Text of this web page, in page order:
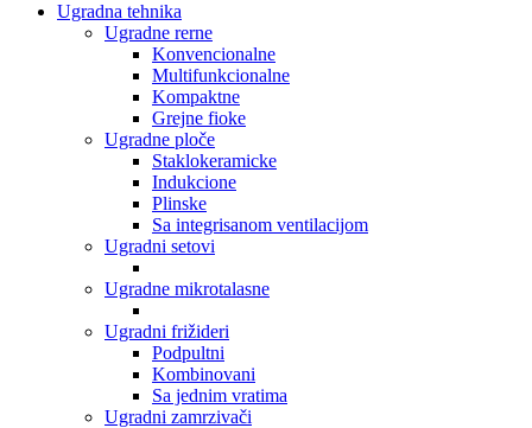
Ugradna tehnika
Ugradne rerne
Konvencionalne
Multifunkcionalne
Kompaktne
Grejne fioke
Ugradne ploče
Staklokeramicke
Indukcione
Plinske
Sa integrisanom ventilacijom
Ugradni setovi
Ugradne mikrotalasne
Ugradni frižideri
Podpultni
Kombinovani
Sa jednim vratima
Ugradni zamrzivači